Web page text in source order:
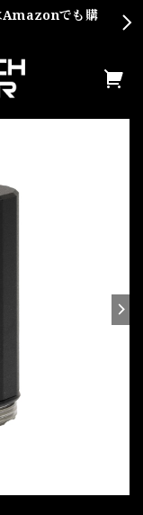
Amazonでも購